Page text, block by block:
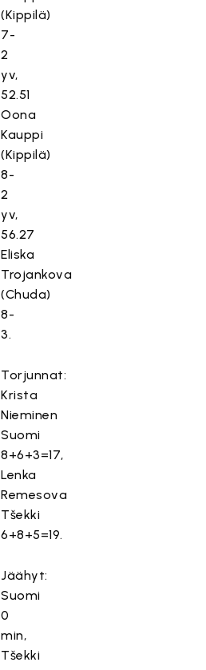
(Kippilä)
7-
2
yv,
52.51
Oona
Kauppi
(Kippilä)
8-
2
yv,
56.27
Eliska
Trojankova
(Chuda)
8-
3.
Torjunnat:
Krista
Nieminen
Suomi
8+6+3=17,
Lenka
Remesova
Tšekki
6+8+5=19.
Jäähyt:
Suomi
0
min,
Tšekki
T
ä
T
ä
m